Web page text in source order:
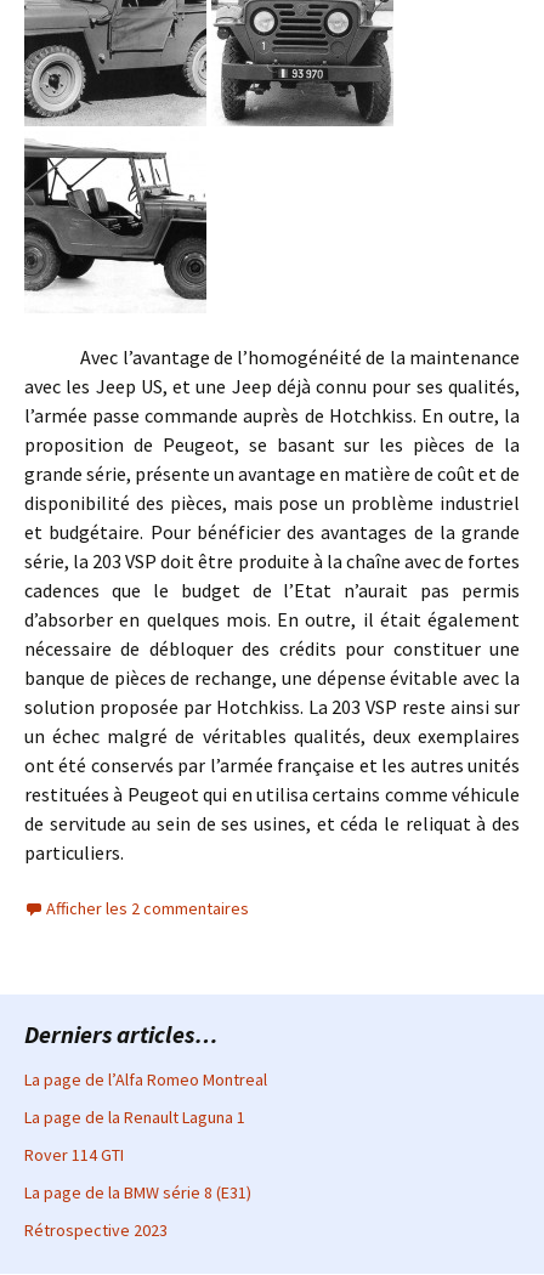
Avec l’avantage de l’homogénéité de la maintenance
avec les Jeep US, et une Jeep déjà connu pour ses qualités,
l’armée passe commande auprès de Hotchkiss. En outre, la
proposition de Peugeot, se basant sur les pièces de la
grande série, présente un avantage en matière de coût et de
disponibilité des pièces, mais pose un problème industriel
et budgétaire. Pour bénéficier des avantages de la grande
série, la 203 VSP doit être produite à la chaîne avec de fortes
cadences que le budget de l’Etat n’aurait pas permis
d’absorber en quelques mois. En outre, il était également
nécessaire de débloquer des crédits pour constituer une
banque de pièces de rechange, une dépense évitable avec la
solution proposée par Hotchkiss. La 203 VSP reste ainsi sur
un échec malgré de véritables qualités, deux exemplaires
ont été conservés par l’armée française et les autres unités
restituées à Peugeot qui en utilisa certains comme véhicule
de servitude au sein de ses usines, et céda le reliquat à des
particuliers.
Afficher les 2 commentaires
Derniers articles…
La page de l’Alfa Romeo Montreal
La page de la Renault Laguna 1
Rover 114 GTI
La page de la BMW série 8 (E31)
Rétrospective 2023